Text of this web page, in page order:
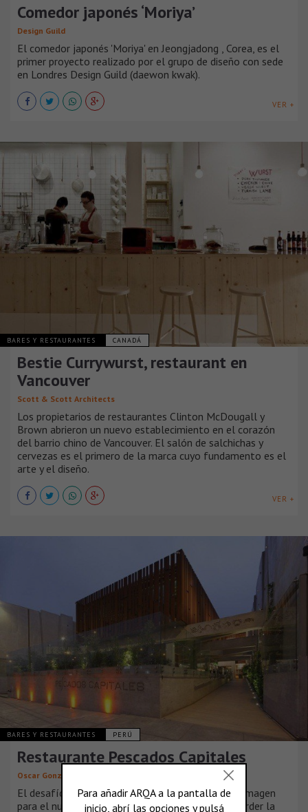
Comedor japonés ‘Moriya’
Design Guild
El comedor japonés 'Moriya' en Jeongjadong , Corea, es el
primer proyecto realizado por el grupo de diseño con sede
en Londres Design Guild (daewon kwak).
VER +
BARES Y RESTAURANTES CANADÁ
Bestie Currywurst, restaurant en
Vancouver
Scott & Scott Architects
Los propietarios de restaurantes Clinton McDougall y
Brown abrieron un nuevo establecimiento en el corazón
del barrio chino de Vancouver. El salón de salchichas y
cervezas es el primero de la marca cuyo fundamento es el
arte y el diseño.
VER +
BARES Y RESTAURANTES PERÚ
Restaurante Pescados Capitales
Oscar González Moix
El desafío de este proyecto fue crear una nueva imagen
para el nuevo restaurante, podíamos pecar, sin perder la